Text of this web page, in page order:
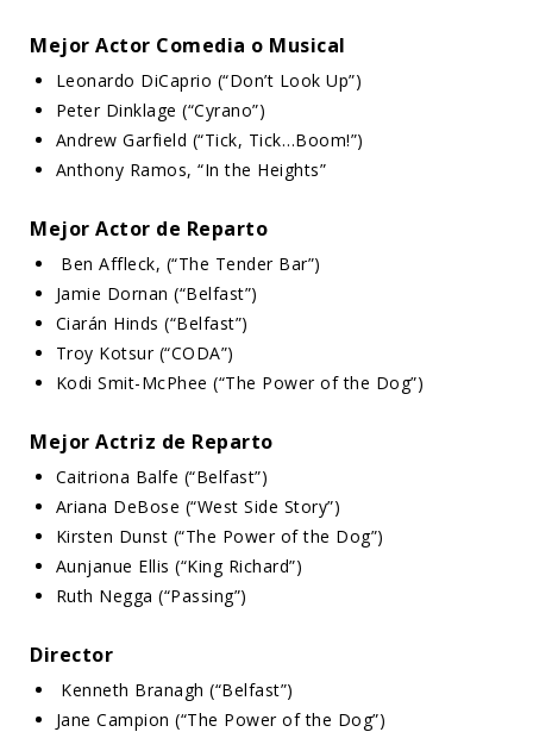
Mejor Actor Comedia o Musical
Leonardo DiCaprio (“Don’t Look Up”)
Peter Dinklage (“Cyrano”)
Andrew Garfield (“Tick, Tick…Boom!”)
Anthony Ramos, “In the Heights”
Mejor Actor de Reparto
Ben Affleck, (“The Tender Bar”)
Jamie Dornan (“Belfast”)
Ciarán Hinds (“Belfast”)
Troy Kotsur (“CODA”)
Kodi Smit-McPhee (“The Power of the Dog”)
Mejor Actriz de Reparto
Caitriona Balfe (“Belfast”)
Ariana DeBose (“West Side Story”)
Kirsten Dunst (“The Power of the Dog”)
Aunjanue Ellis (“King Richard”)
Ruth Negga (“Passing”)
Director
Kenneth Branagh (“Belfast”)
Jane Campion (“The Power of the Dog”)